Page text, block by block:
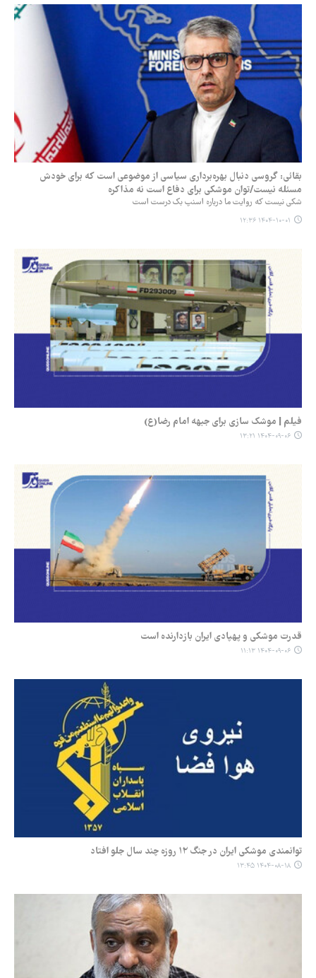
بقائی: گروسی دنبال بهره‌برداری سیاسی از موضوعی است که برای خودش
مسئله نیست/توان موشکی برای دفاع است نه مذاکره
شکی نیست که روایت ما درباره اسنپ بک درست است
۱۴۰۴-۱۰-۰۱ ۱۲:۳۶
فیلم | موشک سازی برای جبهه امام رضا(ع)
۱۴۰۴-۰۹-۰۶ ۱۳:۲۱
قدرت موشکی و پهپادی ایران بازدارنده است
۱۴۰۴-۰۹-۰۶ ۱۱:۱۳
توانمندی موشکی ایران در جنگ ۱۲ روزه چند سال جلو افتاد
۱۴۰۴-۰۸-۱۸ ۱۳:۴۵